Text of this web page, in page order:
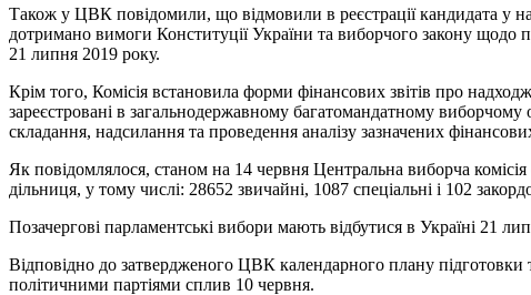
Також у ЦВК повідомили, що відмовили в реєстрації кандидата у
дотримано вимоги Конституції України та виборчого закону щодо
21 липня 2019 року.
Крім того, Комісія встановила форми фінансових звітів про
зареєстровані в загальнодержавному багатомандатному
складання, надсилання та проведення аналізу зазначених фінансових
Як повідомлялося, станом на 14 червня Центральна виборча
дільниця, у тому числі: 28652 звичайні, 1087 спеціальні і 102
Позачергові парламентські вибори мають відбутися в Україні 21
Відповідно до затвердженого ЦВК календарного плану підготовки
політичними партіями сплив 10 червня.